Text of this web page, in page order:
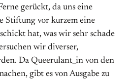
gerückt, da uns eine
Stiftung vor kurzem eine
hat, was wir sehr schade
wir diverser,
Da Queerulant_in von den
gibt es von Ausgabe zu